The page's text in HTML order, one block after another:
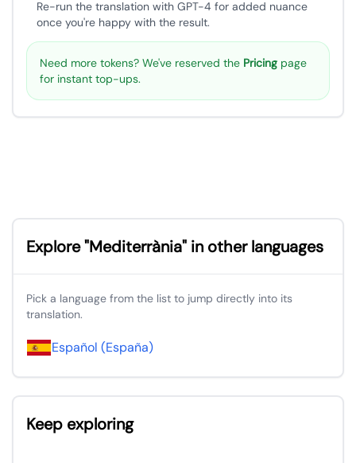
Re-run the translation with GPT-4 for added nuance
once you're happy with the result.
Need more tokens? We've reserved the Pricing page
for instant top-ups.
Explore "Mediterrània" in other languages
Pick a language from the list to jump directly into its
translation.
Español (España)
Keep exploring